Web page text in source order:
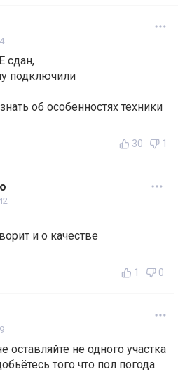
сдан,
подключили
об особенностях техники
30 1
и о качестве
1 0
оставляйте не одного участка
того что пол погода